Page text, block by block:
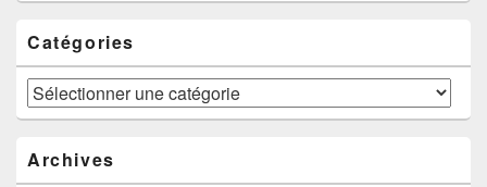
Catégories
Catégories
Archives